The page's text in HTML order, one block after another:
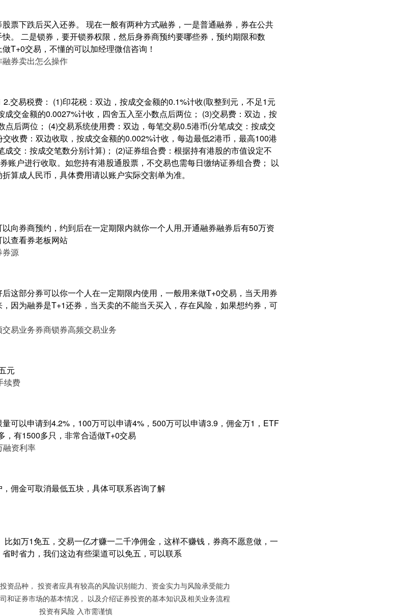
票下跌后买入还券。 现在一般有两种方式融券，一是普通融券，券在公共
。 二是锁券，要开锁券权限，然后身券商预约要哪些券，预约期限和数
T+0交易，不懂的可以加经理微信咨询！
融券卖出怎么操作
交易税费： (1)印花税：双边，按成交金额的0.1%计收(取整到元，不足1元
成交金额的0.0027%计收，四舍五入至小数点后两位； (3)交易费：双边，按
点后两位； (4)交易系统使用费：双边，每笔交易0.5港币(分笔成交：按成交
收费：双边收取，按成交金额的0.002%计收，每边最低2港币，最高100港
交：按成交笔数分别计算)； (2)证券组合费：根据持有港股的市值设定不
账户进行收取。如您持有港股通股票，不交易也需每日缴纳证券组合费； 以
算成人民币，具体费用请以账户实际交割单为准。
向券商预约，约到后在一定期限内就你一个人用,开通融券融券后有50万资
查看券老板网站
券源
这部分券可以你一个人在一定期限内使用，一般用来做T+0交易，当天用券
因为融券是T+1还券，当天卖的不能当天买入，存在风险，如果想约券，可
易业务券商锁券高频交易业务
元
续费
可以申请到4.2%，100万可以申请4%，500万可以申请3.9，佣金万1，ETF
，有1500多只，非常合适做T+0交易
融资利率
佣金可取消最低五块，具体可联系咨询了解
如万1免五，交易一亿才赚一二千净佣金，这样不赚钱，券商不愿意做，一
时省力，我们这边有些渠道可以免五，可以联系
资品种， 投资者应具有较高的风险识别能力、资金实力与风险承受能力
和证券市场的基本情况， 以及介绍证券投资的基本知识及相关业务流程
投资有风险 入市需谨慎